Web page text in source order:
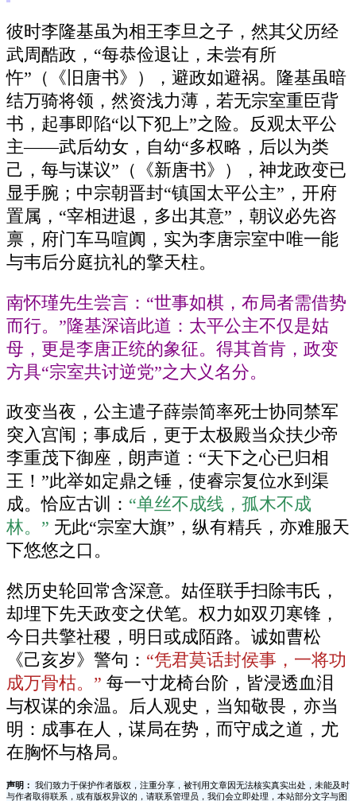
彼时李隆基虽为相王李旦之子，然其父历经
武周酷政，“每恭俭退让，未尝有所
忤”（《旧唐书》），避政如避祸。隆基虽暗
结万骑将领，然资浅力薄，若无宗室重臣背
书，起事即陷“以下犯上”之险。反观太平公
主——武后幼女，自幼“多权略，后以为类
己，每与谋议”（《新唐书》），神龙政变已
显手腕；中宗朝晋封“镇国太平公主”，开府
置属，“宰相进退，多出其意”，朝议必先咨
禀，府门车马喧阗，实为李唐宗室中唯一能
与韦后分庭抗礼的擎天柱。
南怀瑾先生尝言：“世事如棋，布局者需借势
而行。”隆基深谙此道：太平公主不仅是姑
母，更是李唐正统的象征。得其首肯，政变
方具“宗室共讨逆党”之大义名分。
政变当夜，公主遣子薛崇简率死士协同禁军
突入宫闱；事成后，更于太极殿当众扶少帝
李重茂下御座，朗声道：“天下之心已归相
王！”此举如定鼎之锤，使睿宗复位水到渠
成。恰应古训： “单丝不成线，孤木不成
林。” 无此“宗室大旗”，纵有精兵，亦难服天
下悠悠之口。
然历史轮回常含深意。姑侄联手扫除韦氏，
却埋下先天政变之伏笔。权力如双刃寒锋，
今日共擎社稷，明日或成陌路。诚如曹松
《己亥岁》警句： “凭君莫话封侯事，一将功
成万骨枯。” 每一寸龙椅台阶，皆浸透血泪
与权谋的余温。后人观史，当知敬畏，亦当
明：成事在人，谋局在势，而守成之道，尤
在胸怀与格局。
声明：
我们致力于保护作者版权，注重分享，被刊用文章因无法核实真实出处，未能及时
与作者取得联系，或有版权异议的，请联系管理员，我们会立即处理，本站部分文字与图